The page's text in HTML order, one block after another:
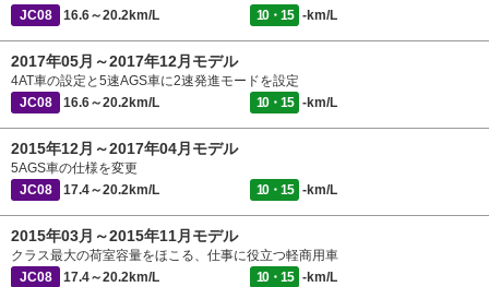
JC08 16.6～20.2km/L 10・15 -km/L
2017年05月～2017年12月モデル
4AT車の設定と5速AGS車に2速発進モードを設定
JC08
16.6～20.2km/L 10・15 -km/L
2015年12月～2017年04月モデル
5AGS車の仕様を変更
JC08
17.4～20.2km/L 10・15 -km/L
2015年03月～2015年11月モデル
クラス最大の荷室容量をほこる、仕事に役立つ軽商用車
JC08
17.4～20.2km/L 10・15 -km/L